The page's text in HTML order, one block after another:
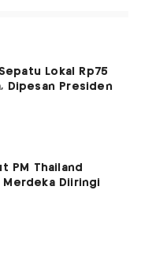
Lokal Rp75
Dipesan Presiden
PM Thailand
Diiringi